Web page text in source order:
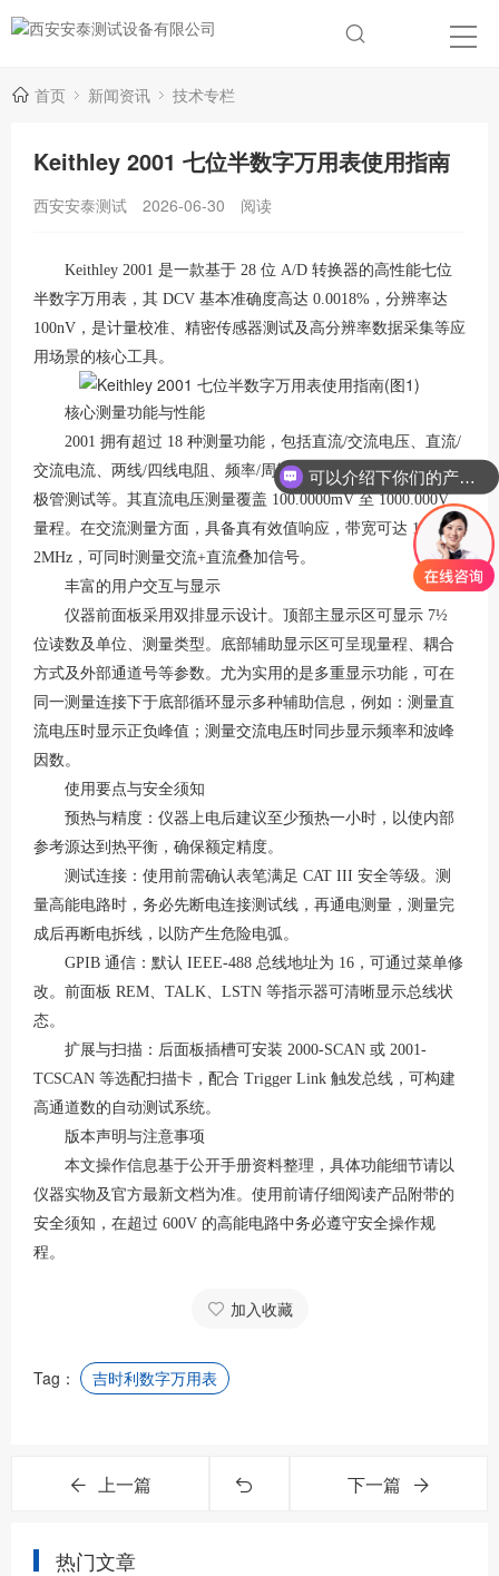
首页 新闻资讯 技术专栏
Keithley 2001 七位半数字万用表使用指南
西安安泰测试 2026-06-30 阅读
Keithley 2001 是一款基于 28 位 A/D 转换器的高性能七位
半数字万用表，其 DCV 基本准确度高达 0.0018%，分辨率达
100nV，是计量校准、精密传感器测试及高分辨率数据采集等应
用场景的核心工具。
核心测量功能与性能
2001 拥有超过 18 种测量功能，包括直流/交流电压、直流/
交流电流、两线/四线电阻、频率/周期、热电偶/RTD 测温及二
极管测试等。其直流电压测量覆盖 100.0000mV 至 1000.000V
量程。在交流测量方面，具备真有效值响应，带宽可达 1Hz 至
2MHz，可同时测量交流+直流叠加信号。
丰富的用户交互与显示
仪器前面板采用双排显示设计。顶部主显示区可显示 7½
位读数及单位、测量类型。底部辅助显示区可呈现量程、耦合
方式及外部通道号等参数。尤为实用的是多重显示功能，可在
同一测量连接下于底部循环显示多种辅助信息，例如：测量直
流电压时显示正负峰值；测量交流电压时同步显示频率和波峰
因数。
使用要点与安全须知
预热与精度：仪器上电后建议至少预热一小时，以使内部
参考源达到热平衡，确保额定精度。
测试连接：使用前需确认表笔满足 CAT III 安全等级。测
量高能电路时，务必先断电连接测试线，再通电测量，测量完
成后再断电拆线，以防产生危险电弧。
GPIB 通信：默认 IEEE-488 总线地址为 16，可通过菜单修
改。前面板 REM、TALK、LSTN 等指示器可清晰显示总线状
态。
扩展与扫描：后面板插槽可安装 2000-SCAN 或 2001-
TCSCAN 等选配扫描卡，配合 Trigger Link 触发总线，可构建
高通道数的自动测试系统。
版本声明与注意事项
本文操作信息基于公开手册资料整理，具体功能细节请以
仪器实物及官方最新文档为准。使用前请仔细阅读产品附带的
安全须知，在超过 600V 的高能电路中务必遵守安全操作规
程。
加入收藏
Tag： 吉时利数字万用表
上一篇 下一篇
热门文章
可以介绍下你们的产品么？